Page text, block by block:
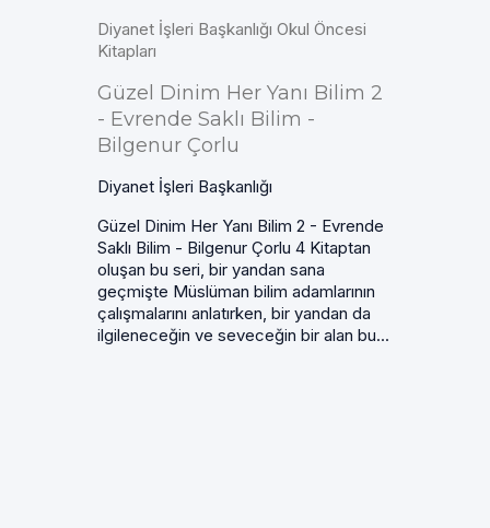
Diyanet İşleri Başkanlığı Okul Öncesi
Kitapları
Güzel Dinim Her Yanı Bilim 2
- Evrende Saklı Bilim -
Bilgenur Çorlu
Diyanet İşleri Başkanlığı
Güzel Dinim Her Yanı Bilim 2 - Evrende
Saklı Bilim - Bilgenur Çorlu 4 Kitaptan
oluşan bu seri, bir yandan sana
geçmişte Müslüman bilim adamlarının
çalışmalarını anlatırken, bir yandan da
ilgileneceğin ve seveceğin bir alan bu...